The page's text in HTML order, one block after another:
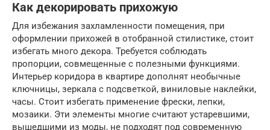
Как декорировать прихожую
Для избежания захламленности помещения, при
оформлении прихожей в отобранной стилистике, стоит
избегать много декора. Требуется соблюдать
пропорции, совмещенные с полезными функциями.
Интерьер коридора в квартире дополнят необычные
ключницы, зеркала с подсветкой, виниловые наклейки,
часы. Стоит избегать применение фрески, лепки,
мозаики. Эти элементы многие считают устаревшими,
вышедшими из моды, не подходят под современную